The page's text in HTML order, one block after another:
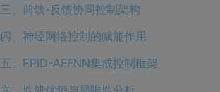
三、前馈-反馈协同控制架构
四、神经网络控制的赋能作用
五、EPID-AFFNN集成控制框架